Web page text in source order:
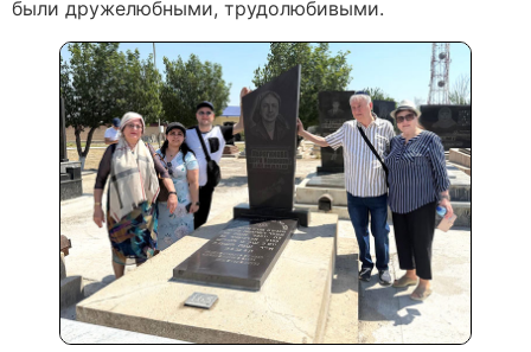
были дружелюбными, трудолюбивыми.